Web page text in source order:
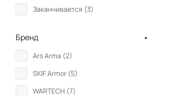
Заканчивается (3)
Бренд
Ars Arma (2)
SKIF Armor (5)
WARTECH (7)